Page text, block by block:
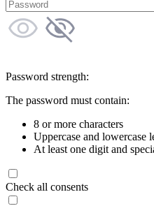
Password strength:
The password must contain:
8 or more characters
Uppercase and lowercase
At least one digit and
Check all consents